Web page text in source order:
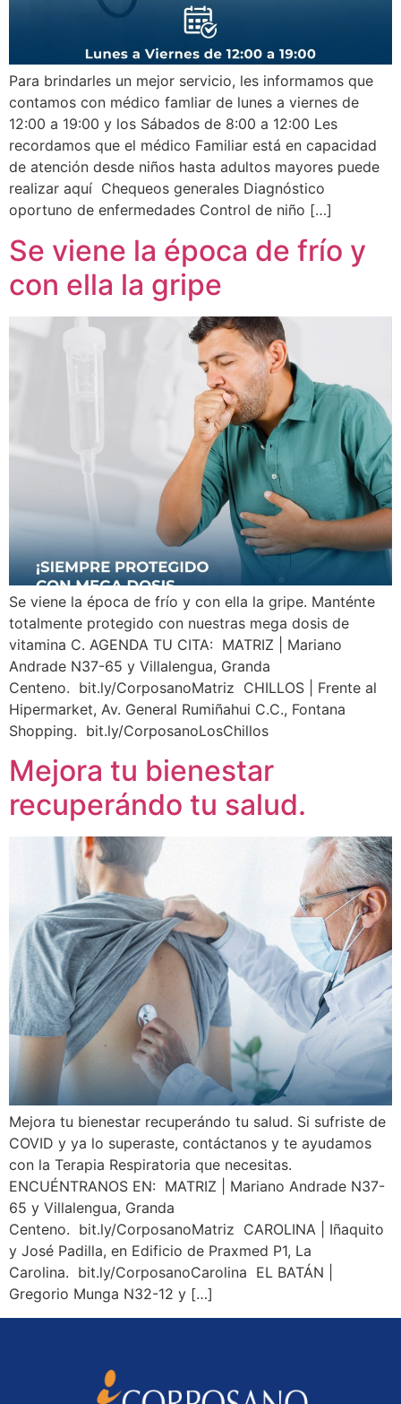
Para brindarles un mejor servicio, les informamos que
contamos con médico famliar de lunes a viernes de
12:00 a 19:00 y los Sábados de 8:00 a 12:00 Les
recordamos que el médico Familiar está en capacidad
de atención desde niños hasta adultos mayores puede
realizar aquí Chequeos generales Diagnóstico
oportuno de enfermedades Control de niño […]
Se viene la época de frío y
con ella la gripe
Se viene la época de frío y con ella la gripe. Manténte
totalmente protegido con nuestras mega dosis de
vitamina C. AGENDA TU CITA: MATRIZ | Mariano
Andrade N37-65 y Villalengua, Granda
Centeno. bit.ly/CorposanoMatriz CHILLOS | Frente al
Hipermarket, Av. General Rumiñahui C.C., Fontana
Shopping. bit.ly/CorposanoLosChillos
Mejora tu bienestar
recuperándo tu salud.
Mejora tu bienestar recuperándo tu salud. Si sufriste de
COVID y ya lo superaste, contáctanos y te ayudamos
con la Terapia Respiratoria que necesitas.
ENCUÉNTRANOS EN: MATRIZ | Mariano Andrade N37-
65 y Villalengua, Granda
Centeno. bit.ly/CorposanoMatriz CAROLINA | Iñaquito
y José Padilla, en Edificio de Praxmed P1, La
Carolina. bit.ly/CorposanoCarolina EL BATÁN |
Gregorio Munga N32-12 y […]